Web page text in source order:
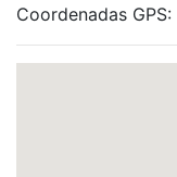
Coordenadas GPS: